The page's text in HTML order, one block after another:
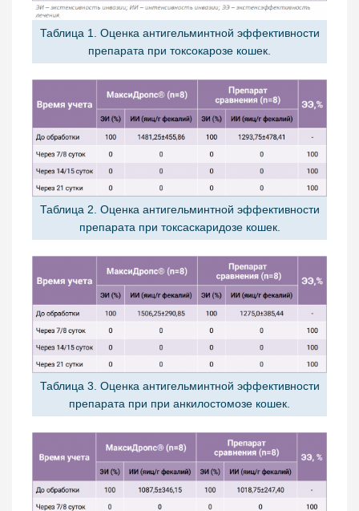
Таблица 1. Оценка антигельминтной эффективности
препарата при токсокарозе кошек.
Таблица 2. Оценка антигельминтной эффективности
препарата при токсаскаридозе кошек.
Таблица 3. Оценка антигельминтной эффективности
препарата при при анкилостомозе кошек.